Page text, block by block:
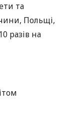
та
Польщі,
разів на